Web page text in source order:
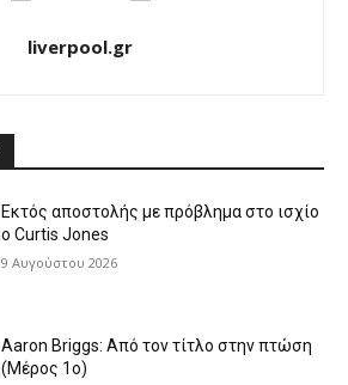
liverpool.gr
Εκτός αποστολής με πρόβλημα στο ισχίο
ο Curtis Jones
9 Αυγούστου 2026
Aaron Briggs: Από τον τίτλο στην πτώση
(Μέρος 1ο)